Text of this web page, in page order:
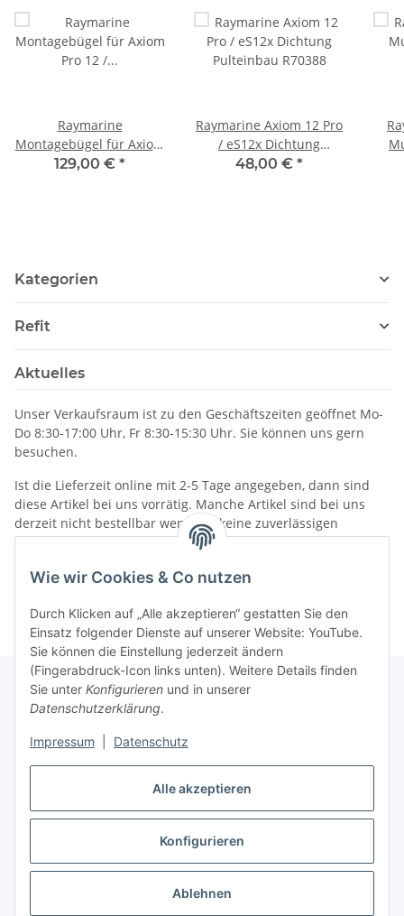
Alle akzeptieren
Konfigurieren
Ablehnen
Wie wir Cookies & Co nutzen
Durch Klicken auf „Alle akzeptieren“ gestatten Sie den
Einsatz folgender Dienste auf unserer Website: YouTube.
Sie können die Einstellung jederzeit ändern
(Fingerabdruck-Icon links unten). Weitere Details finden
Sie unter Konfigurieren und in unserer
Datenschutzerklärung.
Impressum Datenschutz
Raymarine
Montagebügel für Axiom
Pro 12 / eS12x, R70389
129,00 € *
Raymarine Axiom 12 Pro
/ eS12x Dichtung
Pulteinbau R70388
48,00 € *
Kategorien
Refit
Aktuelles
Unser Verkaufsraum ist zu den Geschäftszeiten geöffnet Mo-
Do 8:30-17:00 Uhr, Fr 8:30-15:30 Uhr. Sie können uns gern
besuchen.
Ist die Lieferzeit online mit 2-5 Tage angegeben, dann sind
diese Artikel bei uns vorrätig. Manche Artikel sind bei uns
derzeit nicht bestellbar wenn wir keine zuverlässigen
Liefertermine haben.
Informationen
Vertrag widerrufen
* Alle Preise inkl. gesetzlicher USt., zzgl.Versand